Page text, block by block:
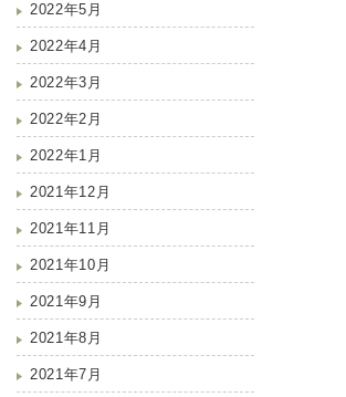
2022年5月
2022年4月
2022年3月
2022年2月
2022年1月
2021年12月
2021年11月
2021年10月
2021年9月
2021年8月
2021年7月